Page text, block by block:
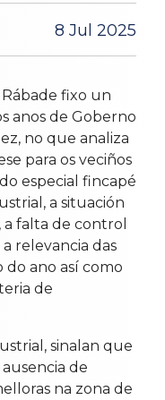
8 Jul 2025
fixo un
anos de Goberno
no que analiza
para os veciños
especial fincapé
a situación
falta de control
relevancia das
ano así como
de
sinalan que
de
na zona de